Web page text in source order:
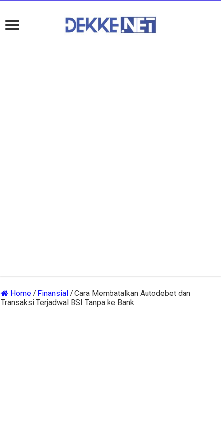
Home/ Finansial/ Cara Membatalkan Autodebet dan
Transaksi Terjadwal BSI Tanpa ke Bank